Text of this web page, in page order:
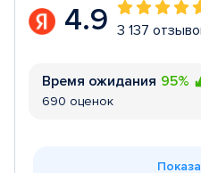
4.9 3 137
Время ожидания 95%
690 оценок